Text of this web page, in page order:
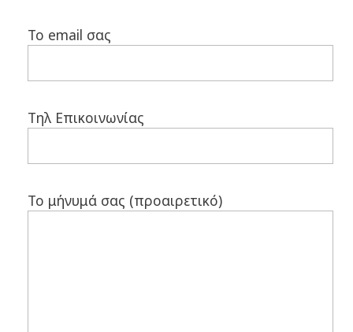
Το email σας
Τηλ Επικοινωνίας
Το μήνυμά σας (προαιρετικό)